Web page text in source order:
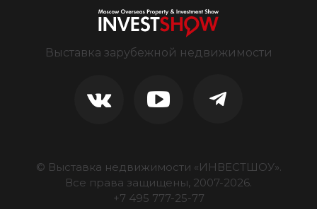
Выставка зарубежной недвижимости
© Выставка недвижимости «ИНВЕСТШОУ».
Все права защищены, 2007-2026.
+7 495 777-25-77